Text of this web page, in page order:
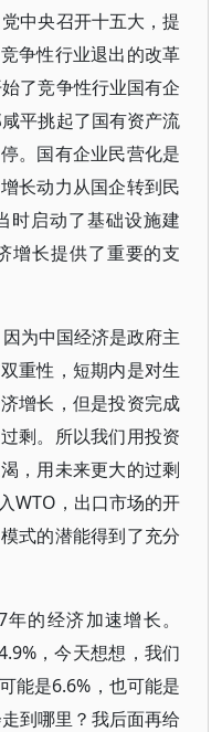
中央召开十五大，提
争性行业退出的改革
了竞争性行业国有企
平挑起了国有资产流
。国有企业民营化是
长动力从国企转到民
时启动了基础设施建
增长提供了重要的支
为中国经济是政府主
重性，短期内是对生
增长，但是投资完成
剩。所以我们用投资
，用未来更大的过剩
WTO，出口市场的开
式的潜能得到了充分
的经济加速增长。
，今天想想，我们
能是6.6%，也可能是
到哪里？我后面再给